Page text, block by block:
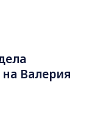
на Валерия